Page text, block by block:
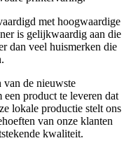
met hoogwaardige
is gelijkwaardig aan die
dan veel huismerken die
van de nieuwste
product te leveren dat
lokale productie stelt ons
van onze klanten
kwaliteit.